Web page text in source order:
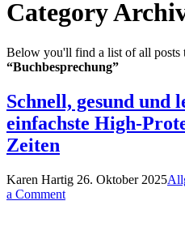
Category
Below you'll find a list of all posts
“Buchbesprechung”
Schnell, gesund und
einfachste High-
Zeiten
Karen Hartig 26. Oktober 2025
a Comment